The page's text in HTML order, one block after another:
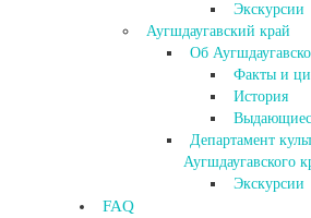
Экскурсии
Аугшдаугавский край
Об
Факты и
История
Департамент
Аугшдаугавского
Экскурсии
FAQ